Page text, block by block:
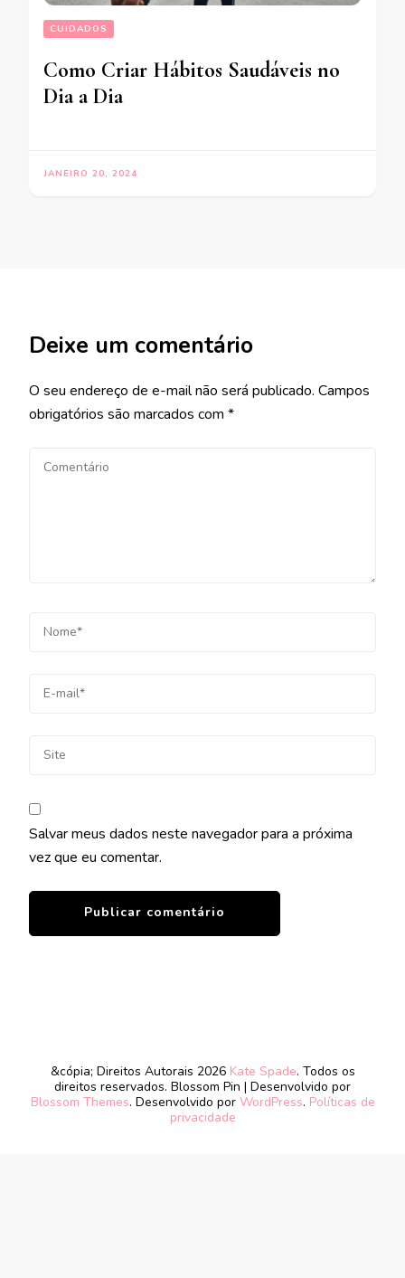
CUIDADOS
Como Criar Hábitos Saudáveis no
Dia a Dia
JANEIRO 20, 2024
Deixe um comentário
O seu endereço de e-mail não será publicado. Campos
obrigatórios são marcados com *
Salvar meus dados neste navegador para a próxima
vez que eu comentar.
&cópia; Direitos Autorais 2026 Kate Spade. Todos os
direitos reservados. Blossom Pin | Desenvolvido por
Blossom Themes. Desenvolvido por WordPress. Políticas de
privacidade